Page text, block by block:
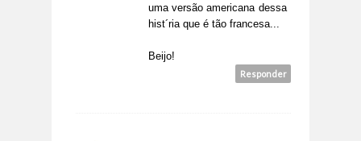
uma versão americana dessa
hist´ria que é tão francesa...
Beijo!
Responder